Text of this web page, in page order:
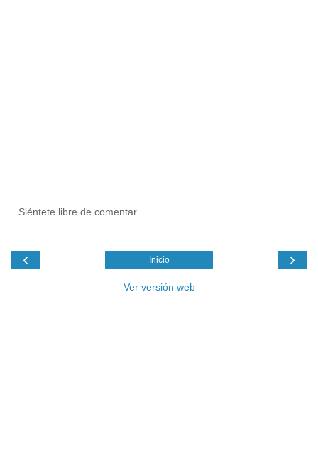
... Siéntete libre de comentar
‹ ›
Inicio
Ver versión web